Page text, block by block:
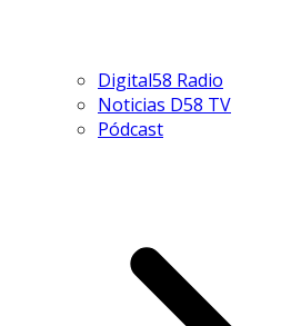
Digital58 Radio
Noticias D58 TV
Pódcast